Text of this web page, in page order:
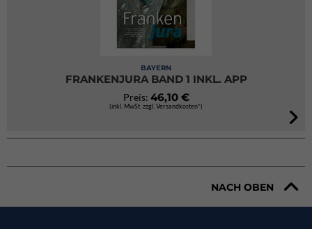
BAYERN
FRANKENJURA BAND 1 INKL. APP
Preis: 46,10 €
(inkl. MwSt. zzgl. Versandkosten*)
NACH OBEN